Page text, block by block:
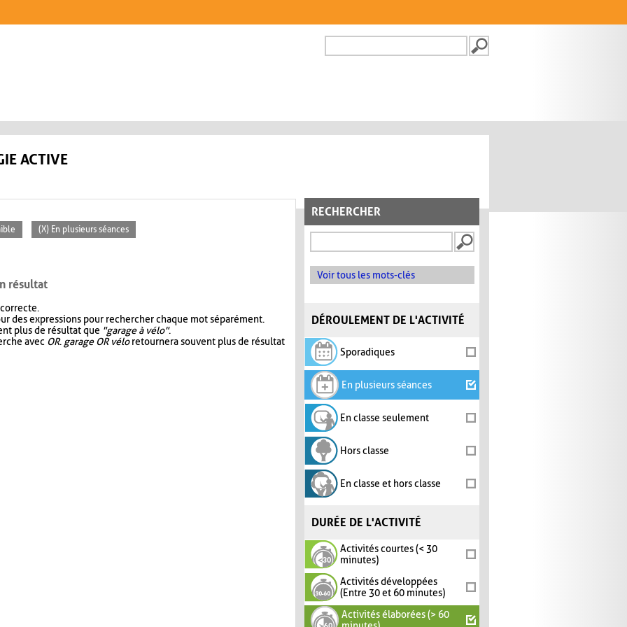
FORMULAIRE DE
ACTIVE
RECHERCHER
Voir tous les mots-clés
DÉROULEMENT DE L'ACTIVITÉ
Sporadiques
En plusieurs séances
En classe seulement
Hors classe
En classe et hors classe
DURÉE DE L'ACTIVITÉ
Activités courtes (< 30
minutes)
Activités développées
(Entre 30 et 60 minutes)
Activités élaborées (> 60
(X) En plusieurs séances
résultat
des expressions pour rechercher chaque mot séparément.
plus de résultat que "garage à vélo".
avec OR. garage OR véloretournera souvent plus de résultat